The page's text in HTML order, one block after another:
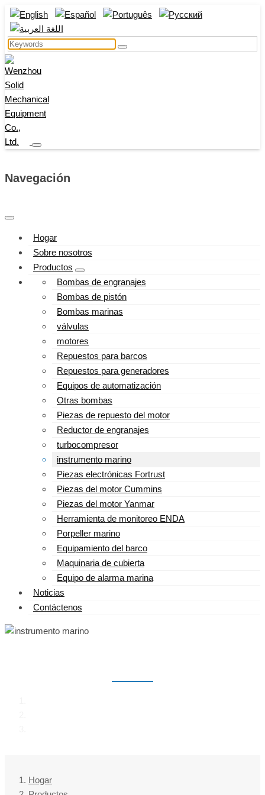
Navegación
Hogar
Sobre nosotros
Productos
Bombas de engranajes
Bombas de pistón
Bombas marinas
válvulas
motores
Repuestos para barcos
Repuestos para generadores
Equipos de automatización
Otras bombas
Piezas de repuesto del motor
Reductor de engranajes
turbocompresor
instrumento marino
Piezas electrónicas Fortrust
Piezas del motor Cummins
Piezas del motor Yanmar
Herramienta de monitoreo ENDA
Porpeller marino
Equipamiento del barco
Maquinaria de cubierta
Equipo de alarma marina
Noticias
Contáctenos
Hogar